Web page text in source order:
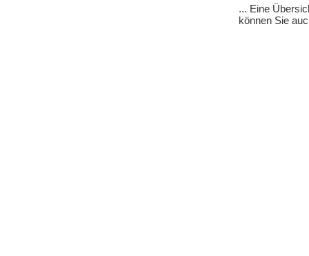
... Eine
können Sie